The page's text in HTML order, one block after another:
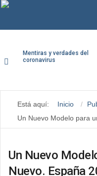
Mentiras y verdades del
coronavirus
Está aquí: Inicio
Un Nuevo Modelo para
Un Nuevo
Nuevo. España